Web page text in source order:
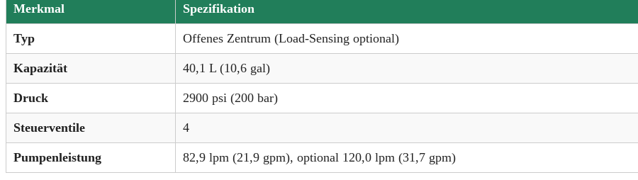
Merkmal Spezifikation
Typ Offenes Zentrum (Load-Sensing optional)
Kapazität 40,1 L (10,6 gal)
Druck 2900 psi (200 bar)
Steuerventile 4
Pumpenleistung 82,9 lpm (21,9 gpm), optional 120,0 lpm (31,7 gpm)